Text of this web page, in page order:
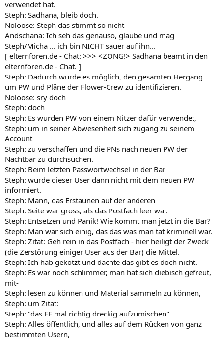
verwendet hat.
Steph: Sadhana, bleib doch.
Noloose: Steph das stimmt so nicht
Andschana: Ich seh das genauso, glaube und mag
Steph/Micha ... ich bin NICHT sauer auf ihn...
[ elternforen.de - Chat: >>> <ZONG!> Sadhana beamt in den
elternforen.de - Chat. ]
Steph: Dadurch wurde es möglich, den gesamten Hergang
um PW und Pläne der Flower-Crew zu identifizieren.
Noloose: sry doch
Steph: doch
Steph: Es wurden PW von einem Nitzer dafür verwendet,
Steph: um in seiner Abwesenheit sich zugang zu seinem
Account
Steph: zu verschaffen und die PNs nach neuen PW der
Nachtbar zu durchsuchen.
Steph: Beim letzten Passwortwechsel in der Bar
Steph: wurde dieser User dann nicht mit dem neuen PW
informiert.
Steph: Mann, das Erstaunen auf der anderen
Steph: Seite war gross, als das Postfach leer war.
Steph: Entsetzen und Panik! Wie kommt man jetzt in die Bar?
Steph: Man war sich einig, das das was man tat kriminell war.
Steph: Zitat: Geh rein in das Postfach - hier heiligt der Zweck
(die Zerstörung einiger User aus der Bar) die Mittel.
Steph: Ich hab gekotzt und dachte das gibt es doch nicht.
Steph: Es war noch schlimmer, man hat sich diebisch gefreut,
mit-
Steph: lesen zu können und Material sammeln zu können,
Steph: um Zitat:
Steph: "das EF mal richtig dreckig aufzumischen"
Steph: Alles öffentlich, und alles auf dem Rücken von ganz
bestimmten Usern,